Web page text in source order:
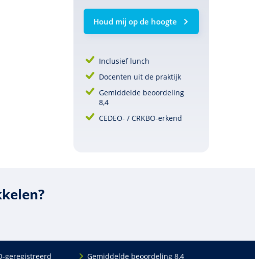
Houd mij op de hoogte
Inclusief lunch
Docenten uit de praktijk
Gemiddelde beoordeling
8,4
CEDEO- / CRKBO-erkend
geregistreerd Gemiddelde beoordeling 8,4